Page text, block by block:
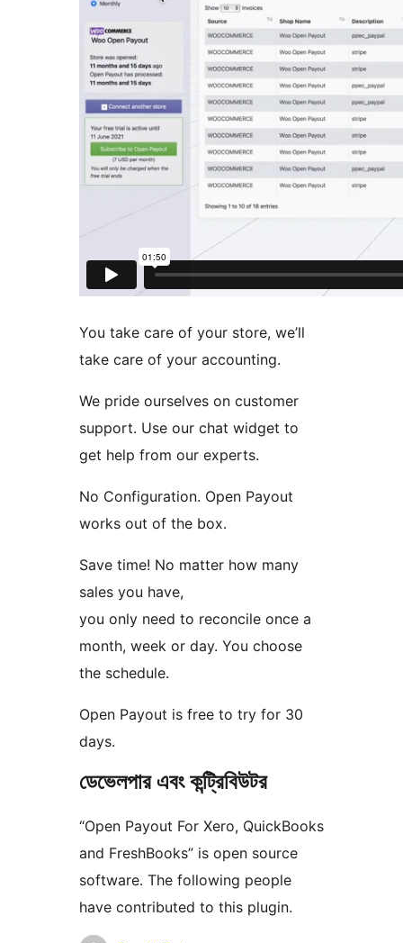
You take care of your store, we’ll
take care of your accounting.
We pride ourselves on customer
support. Use our chat widget to
get help from our experts.
No Configuration. Open Payout
works out of the box.
Save time! No matter how many
sales you have,
you only need to reconcile once a
month, week or day. You choose
the schedule.
Open Payout is free to try for 30
days.
ডেভেলপার এবং কন্ট্রিবিউটর
“Open Payout For Xero, QuickBooks
and FreshBooks” is open source
software. The following people
have contributed to this plugin.